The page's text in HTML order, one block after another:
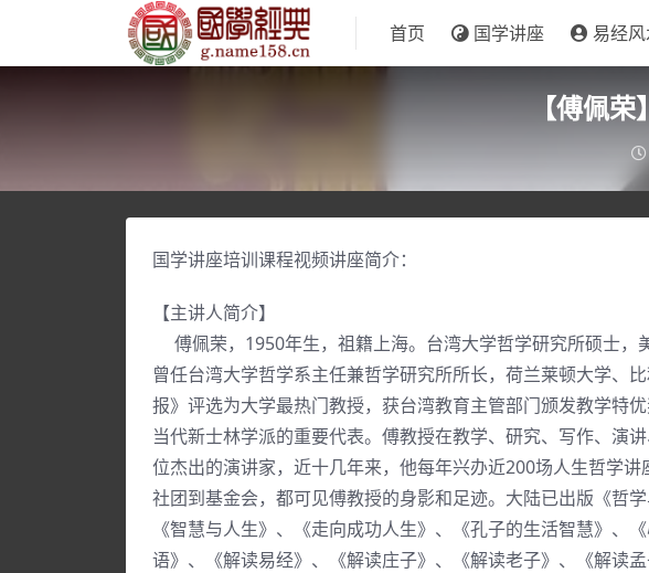
首页 国学讲座 易经
【傅佩
国学讲座培训课程视频讲座简介：
【主讲人简介】
傅佩荣，1950年生，祖籍上海。台湾大学哲学研究所硕士，
曾任台湾大学哲学系主任兼哲学研究所所长，荷兰莱顿大学、
报》评选为大学最热门教授，获台湾教育主管部门颁发教学特
当代新士林学派的重要代表。傅教授在教学、研究、写作、演
位杰出的演讲家，近十几年来，他每年兴办近200场人生哲学
社团到基金会，都可见傅教授的身影和足迹。大陆已出版《哲
《智慧与人生》、《走向成功人生》、《孔子的生活智慧》、
语》、《解读易经》、《解读庄子》、《解读老子》、《解读孟